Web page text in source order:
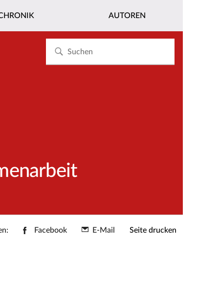
AUTOREN
Facebook E-Mail Seite drucken